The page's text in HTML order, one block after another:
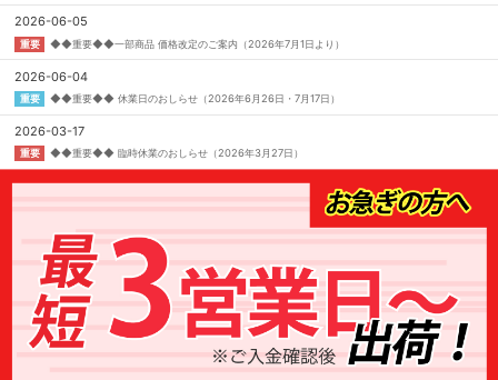
2026-06-05
重要 ◆◆重要◆◆一部商品 価格改定のご案内（2026年7月1日より）
2026-06-04
重要 ◆◆重要◆◆ 休業日のおしらせ（2026年6月26日・7月17日）
2026-03-17
重要 ◆◆重要◆◆ 臨時休業のおしらせ（2026年3月27日）